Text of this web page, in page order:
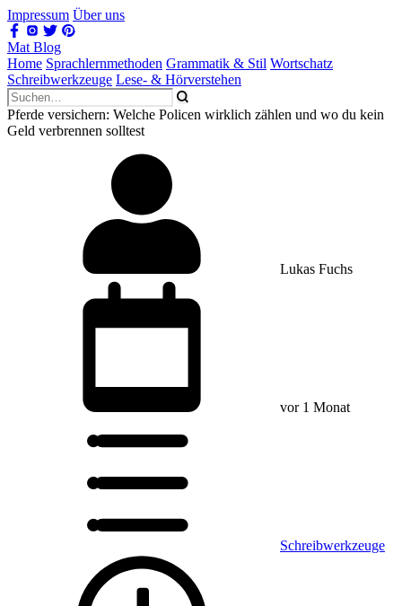
Impressum Über uns
Mat Blog
Home Sprachlernmethoden Grammatik & Stil Wortschatz
Schreibwerkzeuge Lese- & Hörverstehen
Pferde versichern: Welche Policen wirklich zählen und wo du kein
Geld verbrennen solltest
Lukas Fuchs
vor 1 Monat
Schreibwerkzeuge